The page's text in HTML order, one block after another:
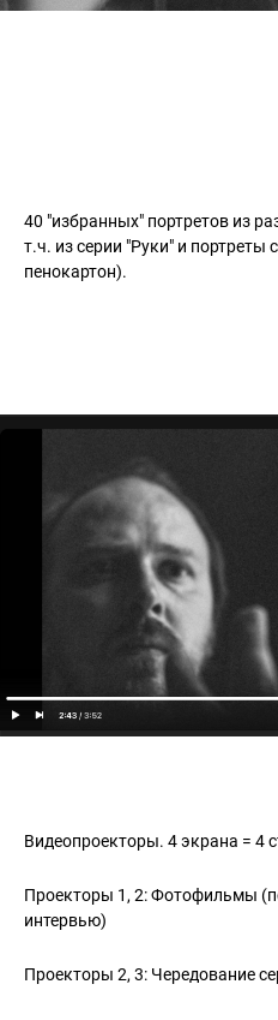
40 "избранных" портретов из
т.ч. из серии "Руки" и
пенокартон).
Видеопроекторы. 4 экрана = 4
Проекторы 1, 2: Фотофильмы
интервью)
Проекторы 2, 3: Чередование